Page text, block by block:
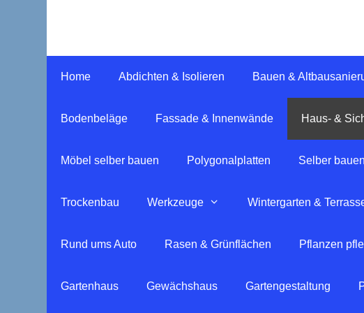
Home Abdichten & Isolieren Bauen &
Bodenbeläge Fassade & Innenwände Haus- &
Möbel selber bauen Polygonalplatten Selber
Trockenbau Werkzeuge Wintergarten &
Rund ums Auto Rasen & Grünflächen Pflanzen
Gartenhaus Gewächshaus Gartengestaltung